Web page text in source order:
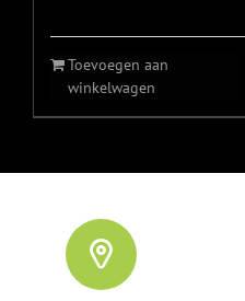
Toevoegen aan
winkelwagen